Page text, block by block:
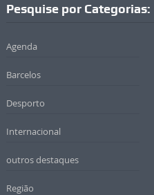
Pesquise por Categorias:
Agenda
Barcelos
Desporto
Internacional
outros destaques
Região